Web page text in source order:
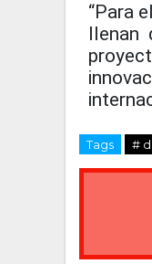
“Para
llenan
Tags #